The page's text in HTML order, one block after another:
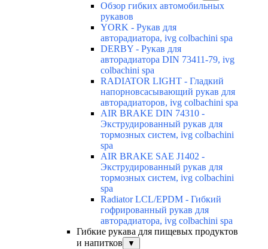
Обзор гибких автомобильных
рукавов
YORK - Рукав для
авторадиатора, ivg colbachini spa
DERBY - Рукав для
авторадиатора DIN 73411-79, ivg
colbachini spa
RADIATOR LIGHT - Гладкий
напорновсасывающий рукав для
авторадиаторов, ivg colbachini spa
AIR BRAKE DIN 74310 -
Экструдированный рукав для
тормозных систем, ivg colbachini
spa
AIR BRAKE SAE J1402 -
Экструдированный рукав для
тормозных систем, ivg colbachini
spa
Radiator LCL/EPDM - Гибкий
гофрированный рукав для
авторадиатора, ivg colbachini spa
Гибкие рукава для пищевых продуктов
и напитков
▼